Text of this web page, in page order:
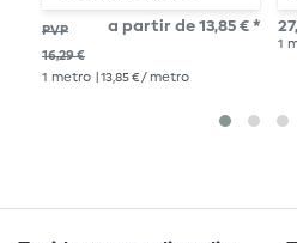
fúcsia 033
PVP
16,29 €
a partir de 13,85 € *
1 metro | 13,85 € / metro
1